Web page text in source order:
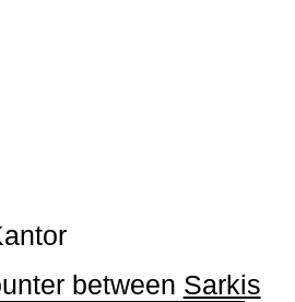
between Sarkis